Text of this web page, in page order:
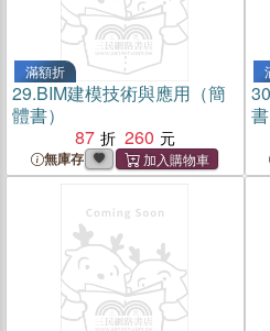
滿額折
29.BIM建模技術與應用（簡
體書）
87
260
無庫存
書